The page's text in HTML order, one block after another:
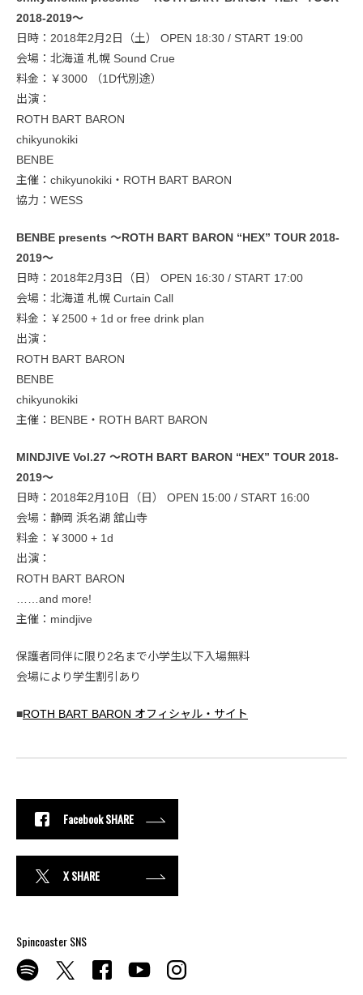
2018-2019～
日時：2018年2月2日（土） OPEN 18:30 / START 19:00
会場：北海道 札幌 Sound Crue
料金：￥3000 （1D代別途）
出演：
ROTH BART BARON
chikyunokiki
BENBE
主催：chikyunokiki・ROTH BART BARON
協力：WESS
BENBE presents ～ROTH BART BARON “HEX” TOUR 2018-
2019～
日時：2018年2月3日（日） OPEN 16:30 / START 17:00
会場：北海道 札幌 Curtain Call
料金：￥2500 + 1d or free drink plan
出演：
ROTH BART BARON
BENBE
chikyunokiki
主催：BENBE・ROTH BART BARON
MINDJIVE Vol.27 ～ROTH BART BARON “HEX” TOUR 2018-
2019～
日時：2018年2月10日（日） OPEN 15:00 / START 16:00
会場：静岡 浜名湖 舘山寺
料金：￥3000 + 1d
出演：
ROTH BART BARON
……and more!
主催：mindjive
保護者同伴に限り2名まで小学生以下入場無料
会場により学生割引あり
■ROTH BART BARON オフィシャル・サイト
Facebook SHARE
X SHARE
Spincoaster SNS